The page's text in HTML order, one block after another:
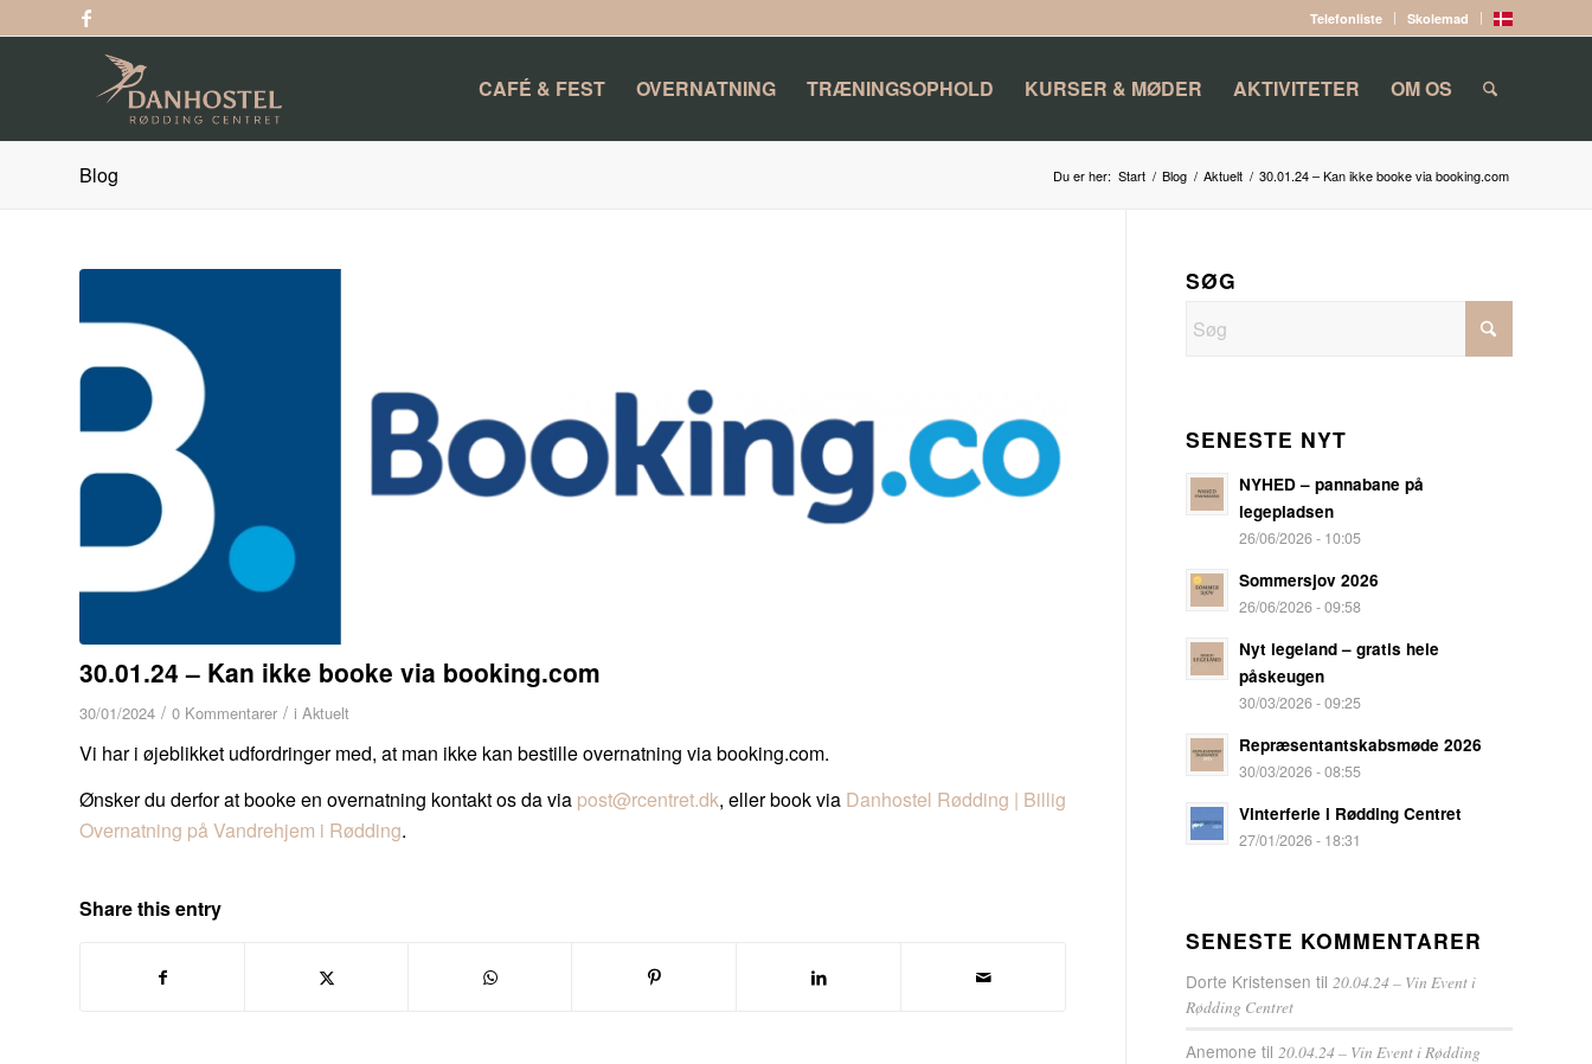
Telefonliste Skolemad
CAFÉ & FEST OVERNATNING TRÆNINGSOPHOLD KURSER & MØDER AKTIVITETER OM OS
Blog Du er her: Start / Blog / Aktuelt / 30.01.24 – Kan ikke booke via booking.com
30.01.24 – Kan ikke booke via booking.com
30/01/2024 / 0 Kommentarer / i Aktuelt
Vi har i øjeblikket udfordringer med, at man ikke kan bestille overnatning via booking.com.
Ønsker du derfor at booke en overnatning kontakt os da via post@rcentret.dk, eller book via Danhostel Rødding | Billig
Overnatning på Vandrehjem i Rødding.
Share this entry
SØG
SENESTE NYT
NYHED – pannabane på
legepladsen
26/06/2026 - 10:05
Sommersjov 2026
26/06/2026 - 09:58
Nyt legeland – gratis hele
påskeugen
30/03/2026 - 09:25
Repræsentantskabsmøde 2026
30/03/2026 - 08:55
Vinterferie i Rødding Centret
27/01/2026 - 18:31
SENESTE KOMMENTARER
Dorte Kristensen til20.04.24 – Vin Event i
Rødding Centret
Anemone til20.04.24 – Vin Event i Rødding